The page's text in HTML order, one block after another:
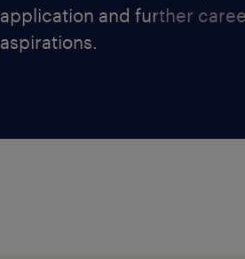
application and further
aspirations.